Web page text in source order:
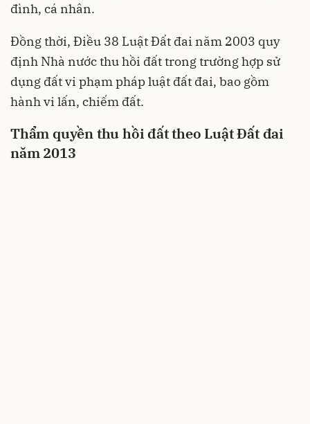
đình, cá nhân.
Đồng thời, Điều 38 Luật Đất đai năm 2003 quy
định Nhà nước thu hồi đất trong trường hợp sử
dụng đất vi phạm pháp luật đất đai, bao gồm
hành vi lấn, chiếm đất.
Thẩm quyền thu hồi đất theo Luật Đất đai
năm 2013